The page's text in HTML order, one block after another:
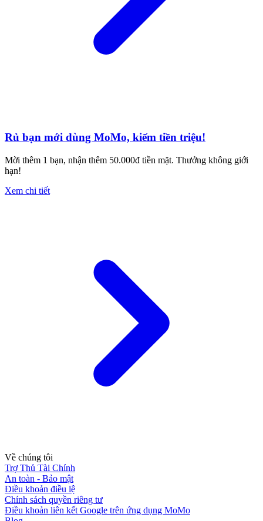
Rủ bạn mới dùng MoMo, kiếm tiền triệu!
Mời thêm 1 bạn, nhận thêm 50.000đ tiền mặt. Thưởng không giới
hạn!
Xem chi tiết
Về chúng tôi
Trợ Thủ Tài Chính
An toàn - Bảo mật
Điều khoản điều lệ
Chính sách quyền riêng tư
Điều khoản liên kết Google trên ứng dụng MoMo